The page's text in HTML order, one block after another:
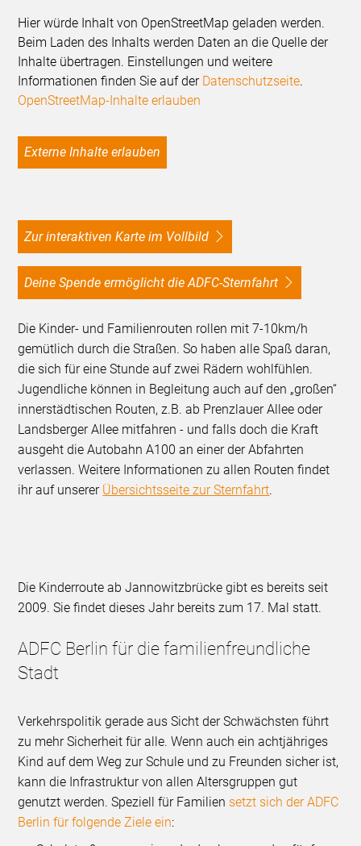
Hier würde Inhalt von OpenStreetMap geladen werden.
Beim Laden des Inhalts werden Daten an die Quelle der
Inhalte übertragen. Einstellungen und weitere
Informationen finden Sie auf der Datenschutzseite.
OpenStreetMap-Inhalte erlauben
Externe Inhalte erlauben
Zur interaktiven Karte im Vollbild
Deine Spende ermöglicht die ADFC-Sternfahrt
Die Kinder- und Familienrouten rollen mit 7-10km/h
gemütlich durch die Straßen. So haben alle Spaß daran,
die sich für eine Stunde auf zwei Rädern wohlfühlen.
Jugendliche können in Begleitung auch auf den „großen“
innerstädtischen Routen, z.B. ab Prenzlauer Allee oder
Landsberger Allee mitfahren - und falls doch die Kraft
ausgeht die Autobahn A100 an einer der Abfahrten
verlassen. Weitere Informationen zu allen Routen findet
ihr auf unserer Übersichtsseite zur Sternfahrt.
Die Kinderroute ab Jannowitzbrücke gibt es bereits seit
2009. Sie findet dieses Jahr bereits zum 17. Mal statt.
ADFC Berlin für die familienfreundliche
Stadt
Verkehrspolitik gerade aus Sicht der Schwächsten führt
zu mehr Sicherheit für alle. Wenn auch ein achtjähriges
Kind auf dem Weg zur Schule und zu Freunden sicher ist,
kann die Infrastruktur von allen Altersgruppen gut
genutzt werden. Speziell für Familien setzt sich der ADFC
Berlin für folgende Ziele ein: